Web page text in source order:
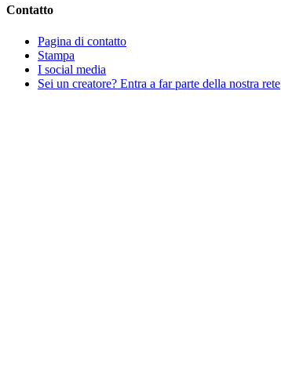
Contatto
Pagina di contatto
Stampa
I social media
Sei un creatore? Entra a far parte della nostra rete